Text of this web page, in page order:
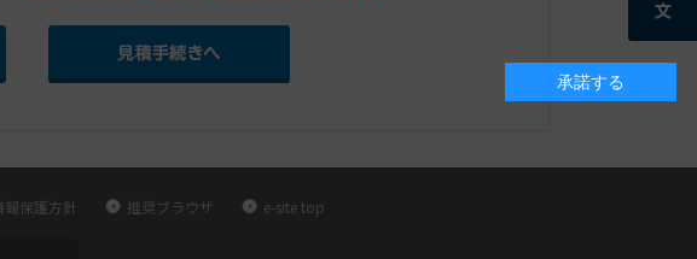
報保護方針 推奨ブラウザ e-site top
承諾する